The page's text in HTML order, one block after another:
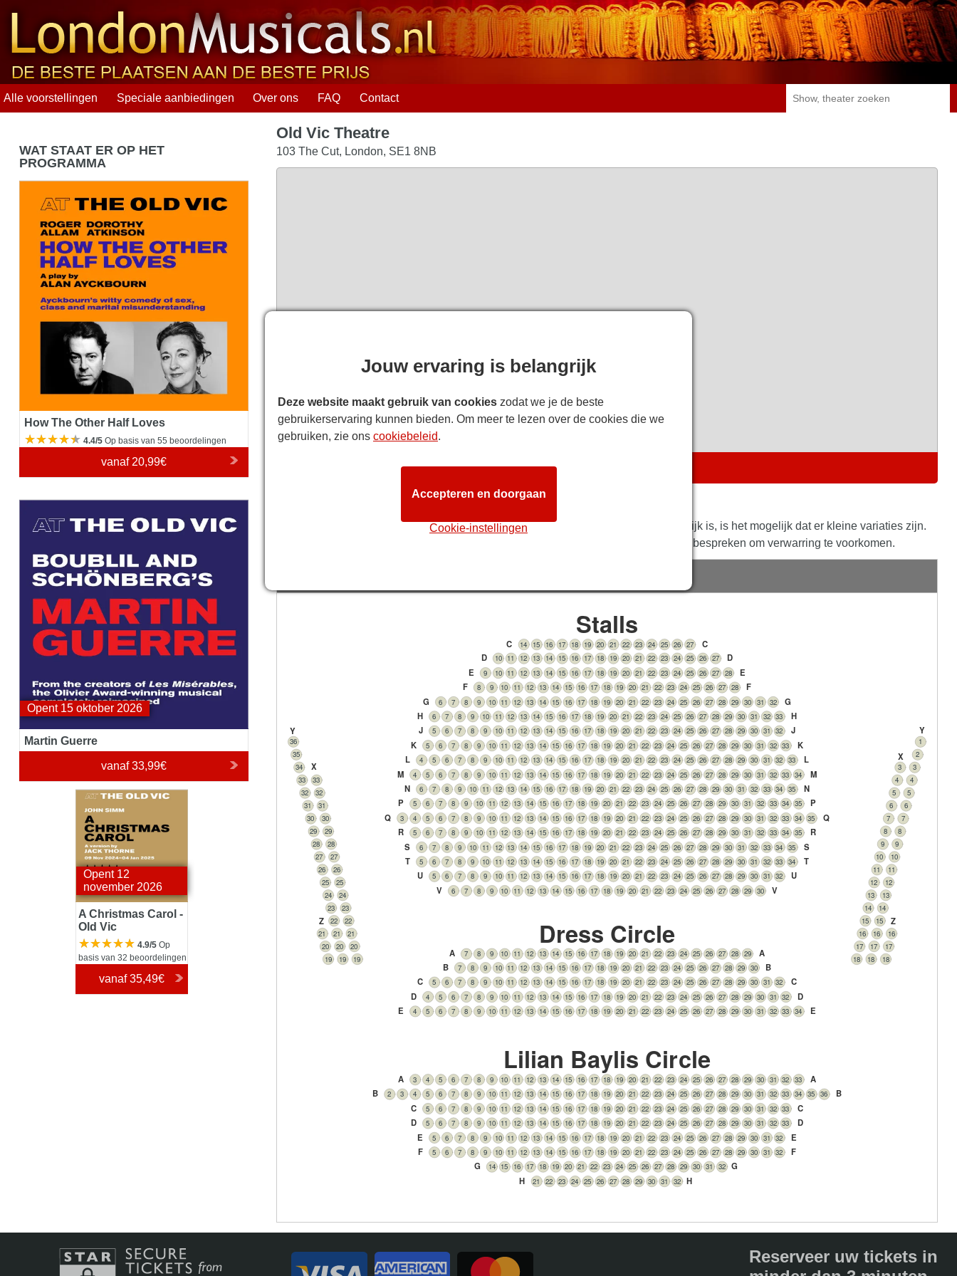
Alle voorstellingen Speciale aanbiedingen Over ons FAQ Contact
Old Vic Theatre
103 The Cut, London, SE1 8NB
WAT STAAT ER OP HET
PROGRAMMA
How The Other Half Loves
4.4/5 Op basis van 55 beoordelingen
vanaf 20,99€
Opent 15 oktober 2026
Martin Guerre
vanaf33,99€
A Christmas Carol -
Old Vic
Opent 12
november 2026
A Christmas Carol -
Old Vic
4.9/5 Op
basis van 32 beoordelingen
vanaf35,49€
ROUTEBESCHRIJVING
: hoewel we proberen ervoor te zorgen dat het zitplan zo nauwkeurig mogelijk is, is het mogelijk dat er kleine variaties zijn.
Klanten met specifieke eisen wordt geadviseerd om dit met ons voor de boeking te bespreken om verwarring te voorkomen.
Stalls
14 15 16 17 18 19 20 21 22 23 24 25 26 27
C C
10 11 12 13 14 15 16 17 18 19 20 21 22 23 24 25 26 27
D D
9 10 11 12 13 14 15 16 17 18 19 20 21 22 23 24 25 26 27 28
E E
8 9 10 11 12 13 14 15 16 17 18 19 20 21 22 23 24 25 26 27 28
F F
6 7 8 9 10 11 12 13 14 15 16 17 18 19 20 21 22 23 24 25 26 27 28 29 30 31 32
G G
6 7 8 9 10 11 12 13 14 15 16 17 18 19 20 21 22 23 24 25 26 27 28 29 30 31 32 33
H H
5 6 7 8 9 10 11 12 13 14 15 16 17 18 19 20 21 22 23 24 25 26 27 28 29 30 31 32
J J
5 6 7 8 9 10 11 12 13 14 15 16 17 18 19 20 21 22 23 24 25 26 27 28 29 30 31 32 33
K K
4 5 6 7 8 9 10 11 12 13 14 15 16 17 18 19 20 21 22 23 24 25 26 27 28 29 30 31 32 33
L L
4 5 6 7 8 9 10 11 12 13 14 15 16 17 18 19 20 21 22 23 24 25 26 27 28 29 30 31 32 33 34
M M
6 7 8 9 10 11 12 13 14 15 16 17 18 19 20 21 22 23 24 25 26 27 28 29 30 31 32 33 34 35
N N
5 6 7 8 9 10 11 12 13 14 15 16 17 18 19 20 21 22 23 24 25 26 27 28 29 30 31 32 33 34 35
P P
3 4 5 6 7 8 9 10 11 12 13 14 15 16 17 18 19 20 21 22 23 24 25 26 27 28 29 30 31 32 33 34 35
Q Q
5 6 7 8 9 10 11 12 13 14 15 16 17 18 19 20 21 22 23 24 25 26 27 28 29 30 31 32 33 34 35
R R
6 7 8 9 10 11 12 13 14 15 16 17 18 19 20 21 22 23 24 25 26 27 28 29 30 31 32 33 34 35
S S
5 6 7 8 9 10 11 12 13 14 15 16 17 18 19 20 21 22 23 24 25 26 27 28 29 30 31 32 33 34
T T
5 6 7 8 9 10 11 12 13 14 15 16 17 18 19 20 21 22 23 24 25 26 27 28 29 30 31 32
U U
6 7 8 9 10 11 12 13 14 15 16 17 18 19 20 21 22 23 24 25 26 27 28 29 30
V V
Dress Circle
7 8 9 10 11 12 13 14 15 16 17 18 19 20 21 22 23 24 25 26 27 28 29
A A
7 8 9 10 11 12 13 14 15 16 17 18 19 20 21 22 23 24 25 26 27 28 29 30
B B
5 6 7 8 9 10 11 12 13 14 15 16 17 18 19 20 21 22 23 24 25 26 27 28 29 30 31 32
C C
4 5 6 7 8 9 10 11 12 13 14 15 16 17 18 19 20 21 22 23 24 25 26 27 28 29 30 31 32
D D
4 5 6 7 8 9 10 11 12 13 14 15 16 17 18 19 20 21 22 23 24 25 26 27 28 29 30 31 32 33 34
E E
3
4
5
6
7
8
9
10
11
12
13
14
15
16
17
18
19
20
21
22
23
24
25
26
27
28
29
30
31
32
33
X
X
1
2
3
4
5
6
7
8
9
10
11
12
13
14
15
16
17
18
19
20
21
22
23
24
25
26
27
28
29
30
31
32
33
34
35
36
Y Y
16
17
18
19
20
21
Z Z
Lilian Baylis Circle
3 4 5 6 7 8 9 10 11 12 13 14 15 16 17 18 19 20 21 22 23 24 25 26 27 28 29 30 31 32 33
A A
2 3 4 5 6 7 8 9 10 11 12 13 14 15 16 17 18 19 20 21 22 23 24 25 26 27 28 29 30 31 32 33 34 35 36
B B
5 6 7 8 9 10 11 12 13 14 15 16 17 18 19 20 21 22 23 24 25 26 27 28 29 30 31 32 33
C C
5 6 7 8 9 10 11 12 13 14 15 16 17 18 19 20 21 22 23 24 25 26 27 28 29 30 31 32 33
D D
5 6 7 8 9 10 11 12 13 14 15 16 17 18 19 20 21 22 23 24 25 26 27 28 29 30 31 32
E E
5 6 7 8 9 10 11 12 13 14 15 16 17 18 19 20 21 22 23 24 25 26 27 28 29 30 31 32
F F
14 15 16 17 18 19 20 21 22 23 24 25 26 27 28 29 30 31 32
G G
21 22 23 24 25 26 27 28 29 30 31 32
H H
Reserveer uw tickets in
Jouw ervaring is belangrijk
Deze website maakt gebruik van cookies zodat we je de beste
gebruikerservaring kunnen bieden. Om meer te lezen over de cookies die we
gebruiken, zie ons cookiebeleid.
Cookie-instellingen
Accepteren en doorgaan